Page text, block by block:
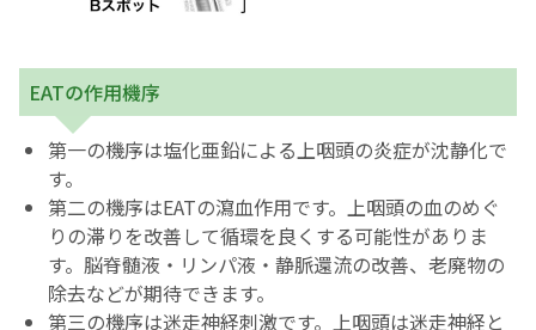
EATの作用機序
第一の機序は塩化亜鉛による上咽頭の炎症が沈静化で
す。
第二の機序はEATの瀉血作用です。上咽頭の血のめぐ
りの滞りを改善して循環を良くする可能性がありま
す。脳脊髄液・リンパ液・静脈還流の改善、老廃物の
除去などが期待できます。
第三の機序は迷走神経刺激です。上咽頭は迷走神経と